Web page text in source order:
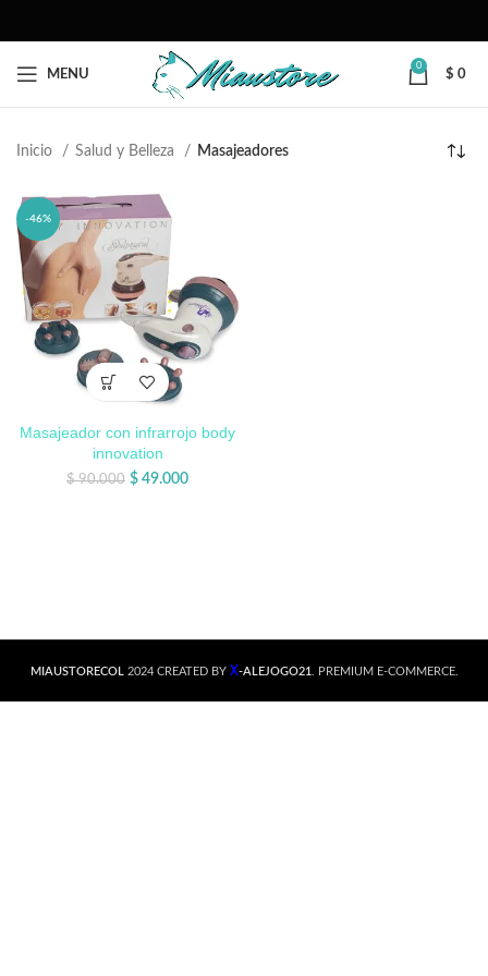
MENU
0
$ 0
Inicio Salud y Belleza Masajeadores
-46%
Masajeador con infrarrojo body
innovation
$90.000 $ 49.000
MIAUSTORECOL 2024 CREATED BY X-ALEJOGO21 . PREMIUM E-COMMERCE.